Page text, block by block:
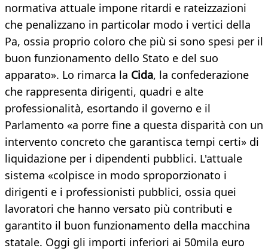
normativa attuale impone ritardi e rateizzazioni
che penalizzano in particolar modo i vertici della
Pa, ossia proprio coloro che più si sono spesi per il
buon funzionamento dello Stato e del suo
apparato». Lo rimarca la Cida, la confederazione
che rappresenta dirigenti, quadri e alte
professionalità, esortando il governo e il
Parlamento «a porre fine a questa disparità con un
intervento concreto che garantisca tempi certi» di
liquidazione per i dipendenti pubblici. L'attuale
sistema «colpisce in modo sproporzionato i
dirigenti e i professionisti pubblici, ossia quei
lavoratori che hanno versato più contributi e
garantito il buon funzionamento della macchina
statale. Oggi gli importi inferiori ai 50mila euro